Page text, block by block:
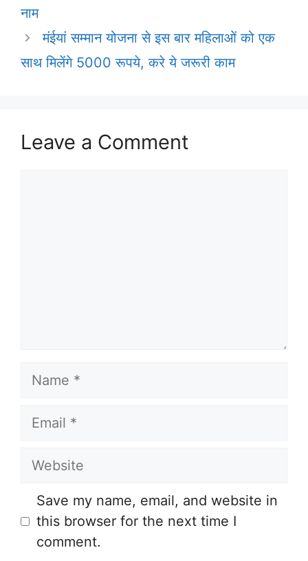
नाम
मंईयां सम्मान योजना से इस बार महिलाओं को एक
साथ मिलेंगे 5000 रूपये, करे ये जरूरी काम
Leave a Comment
Name
Email
Website
Save my name, email, and website in
this browser for the next time I
comment.